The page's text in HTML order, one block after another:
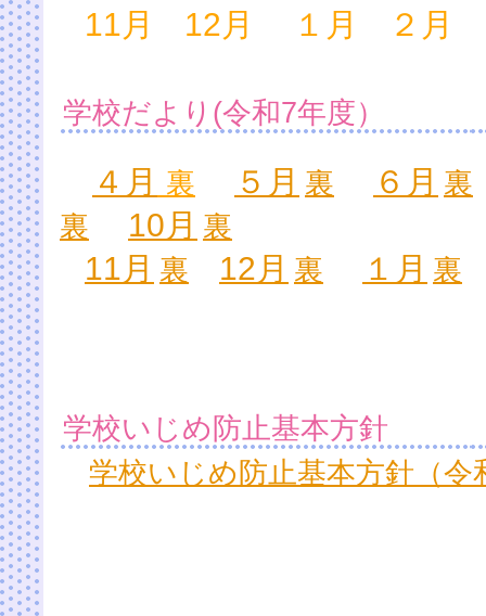
11月
12月 １月 ２月
学校だより(令和7年度）
４月 裏 ５月 裏 ６月 裏
裏
10月 裏
11月 裏 12月 裏 １月 裏
学校いじめ防止基本方針
学校いじめ防止基本方針（令